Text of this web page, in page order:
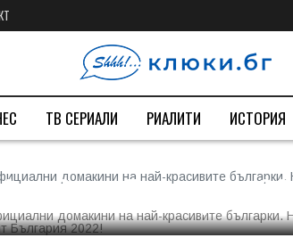
ТВ СЕРИАЛИ РИАЛИТИ ИСТОРИЯ
домакини на най-красивите
и х-л Рамада, ще
най-красивите
конкурс на Мис
Свят България